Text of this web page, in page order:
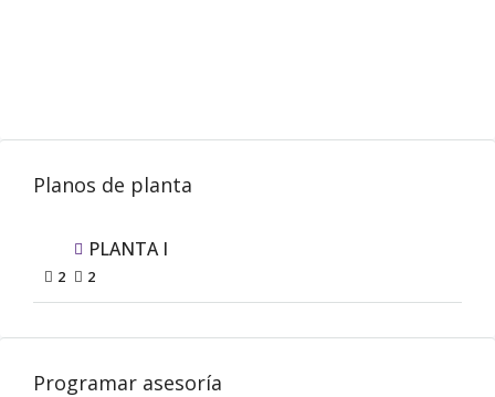
Planos de planta
PLANTA I
2 2
Programar asesoría